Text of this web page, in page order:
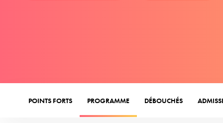
POINTS FORTS PROGRAMME DÉBOUCHÉS